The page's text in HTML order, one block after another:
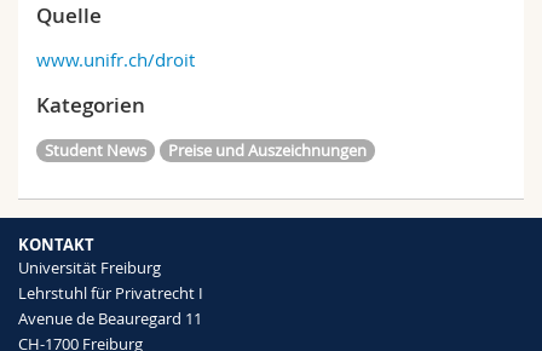
Quelle
www.unifr.ch/droit
Kategorien
Student News Preise und Auszeichnungen
KONTAKT
Universität Freiburg
Lehrstuhl für Privatrecht I
Avenue de Beauregard 11
CH-1700 Freiburg